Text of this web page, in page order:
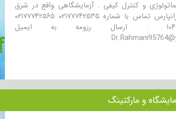
و کنترل کیفی . آزمایشگاهی واقع در شرق
تهران – تهرانپارس تماس با شماره ۰۲۱۷۷۷۴۲۵۳۵ ۰۲۱۷۷۷۴۲۵۶۵
و مارکتینگ